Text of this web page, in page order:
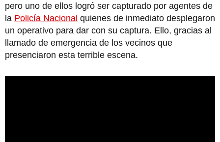
pero uno de ellos logró ser capturado por agentes de
la Policía Nacional quienes de inmediato desplegaron
un operativo para dar con su captura. Ello, gracias al
llamado de emergencia de los vecinos que
presenciaron esta terrible escena.